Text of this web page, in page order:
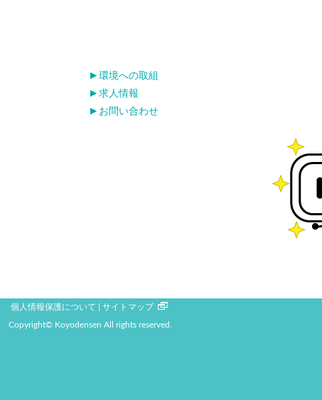
環境への取組
求人情報
お問い合わせ
個人情報保護について サイトマップ
Copyright© Koyodensen All rights reserved.